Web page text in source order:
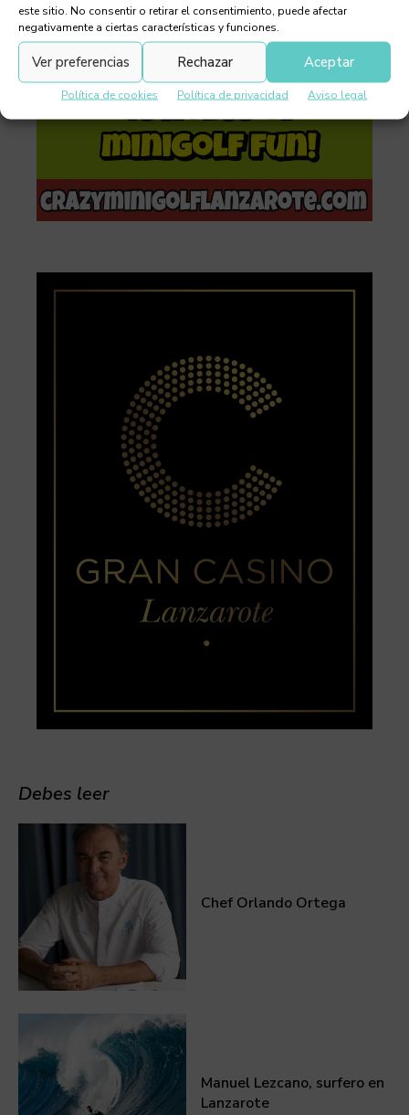
este sitio. No consentir o retirar el consentimiento, puede afectar
negativamente a ciertas características y funciones.
Aceptar
Rechazar
Ver preferencias
Política de cookies Política de privacidad Aviso legal
Debes leer
Chef Orlando Ortega
Manuel Lezcano, surfero en
Lanzarote